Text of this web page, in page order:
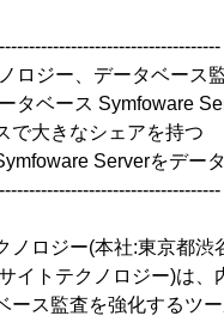
ー、データベース監
Symfoware
大きなシェアを持つ
をデータベー
ノロジー(本社:東京都渋
イトテクノロジー)は、
ース監査を強化するツ